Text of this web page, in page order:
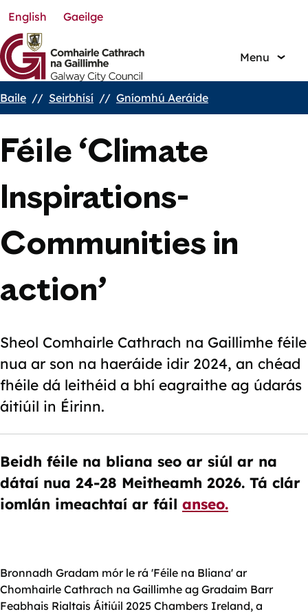
Skip
to
main
content
English Gaeilge
Menu
Breadcrumbs
Baile Seirbhísí Gníomhú Aeráide
Féile ‘Climate
Inspirations-
Communities in
action’
Sheol Comhairle Cathrach na Gaillimhe féile
nua ar son na haeráide idir 2024, an chéad
fhéile dá leithéid a bhí eagraithe ag údarás
áitiúil in Éirinn.
Beidh féile na bliana seo ar siúl ar na
dátaí nua 24-28 Meitheamh 2026. Tá clár
iomlán imeachtaí ar fáil anseo.
Bronnadh Gradam mór le rá 'Féile na Bliana' ar
Chomhairle Cathrach na Gaillimhe ag Gradaim Barr
Feabhais Rialtais Áitiúil 2025 Chambers Ireland, a